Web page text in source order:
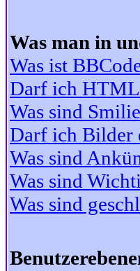
Was man in
Was ist
Darf ich HTML
Was sind
Darf ich Bilder
Was sind
Was sind
Was sind